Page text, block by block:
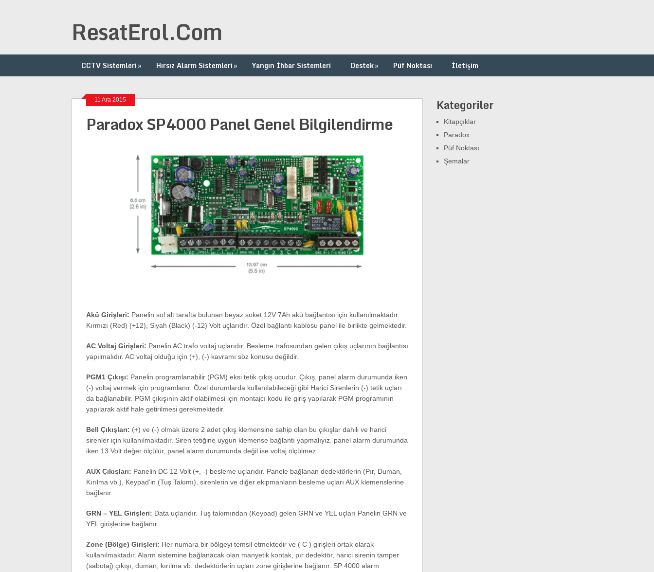
ResatErol.Com
CCTV Sistemleri» Hırsız Alarm Sistemleri» Yangın İhbar Sistemleri Destek» Püf Noktası İletişim
11 Ara 2015
Paradox SP4000 Panel Genel Bilgilendirme
Akü Girişleri: Panelin sol alt tarafta bulunan beyaz soket 12V 7Ah akü bağlantısı için kullanılmaktadır.
Kırmızı (Red) (+12), Siyah (Black) (-12) Volt uçlarıdır. Özel bağlantı kablosu panel ile birlikte gelmektedir.
AC Voltaj Girişleri: Panelin AC trafo voltaj uçlarıdır. Besleme trafosundan gelen çıkış uçlarının bağlantısı
yapılmalıdır. AC voltaj olduğu için (+), (-) kavramı söz konusu değildir.
PGM1 Çıkışı: Panelin programlanabilir (PGM) eksi tetik çıkış ucudur. Çıkış, panel alarm durumunda iken
(-) voltaj vermek için programlanır. Özel durumlarda kullanılabileceği gibi Harici Sirenlerin (-) tetik uçları
da bağlanabilir. PGM çıkışının aktif olabilmesi için montajcı kodu ile giriş yapılarak PGM programının
yapılarak aktif hale getirilmesi gerekmektedir.
Bell Çıkışları: (+) ve (-) olmak üzere 2 adet çıkış klemensine sahip olan bu çıkışlar dahili ve harici
sirenler için kullanılmaktadır. Siren tetiğine uygun klemense bağlantı yapmalıyız. panel alarm durumunda
iken 13 Volt değer ölçülür, panel alarm durumunda değil ise voltaj ölçülmez.
AUX Çıkışları: Panelin DC 12 Volt (+, -) besleme uçlarıdır. Panele bağlanan dedektörlerin (Pır, Duman,
Kırılma vb.), Keypad’in (Tuş Takımı), sirenlerin ve diğer ekipmanların besleme uçları AUX klemenslerine
bağlanır.
GRN – YEL Girişleri: Data uçlarıdır. Tuş takımından (Keypad) gelen GRN ve YEL uçları Panelin GRN ve
YEL girişlerine bağlanır.
Zone (Bölge) Girişleri: Her numara bir bölgeyi temsil etmektedir ve ( C ) girişleri ortak olarak
kullanılmaktadır. Alarm sistemine bağlanacak olan manyetik kontak, pır dedektör, harici sirenin tamper
(sabotaj) çıkışı, duman, kırılma vb. dedektörlerin uçları zone girişlerine bağlanır. SP 4000 alarm
Kategoriler
Kitapçıklar
Paradox
Püf Noktası
Şemalar